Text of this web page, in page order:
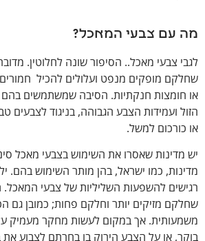
מה עם צבעי המאכל?
לגבי צבעי מאכל.. הסיפור שונה לחלוטין.
שחלקם מופקים מנפט ועלולים להכיל חמורים
או חומצות חנקתיות. הסיבה שמשתמשים
הזול ועמידות הצבע הגבוהה, בניגוד לצבעים
או כורכום למשל.
יש מדינות שאסרו את השימוש בצבעי מאכל
מדינות, כמו ישראל, בהן מותר השימוש בהם.
רגישים להשפעות השליליות של צבעי המאכל.
שחלקם מזיקים יותר וחלקם פחות; כמובן גם
משמעותית. אך במקום לעשות מחקר מעמיק
בוקר, או על הצבע הירוק בו בחרתם לצבוע